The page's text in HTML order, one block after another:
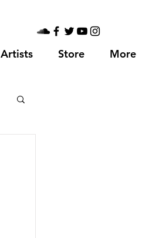
Artists Store More